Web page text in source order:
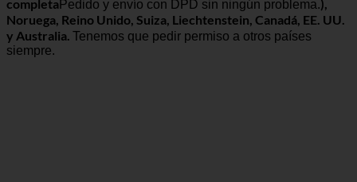
completaPedido y envío con DPD sin ningún problema.),
Noruega, Reino Unido, Suiza, Liechtenstein, Canadá, EE. UU.
y Australia. Tenemos que pedir permiso a otros países
siempre.